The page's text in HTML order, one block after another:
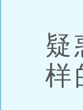
疑
样